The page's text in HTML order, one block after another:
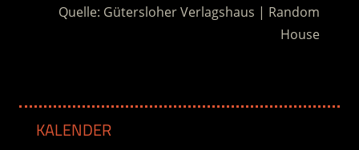
Quelle: Gütersloher Verlagshaus | Random
House
KALENDER